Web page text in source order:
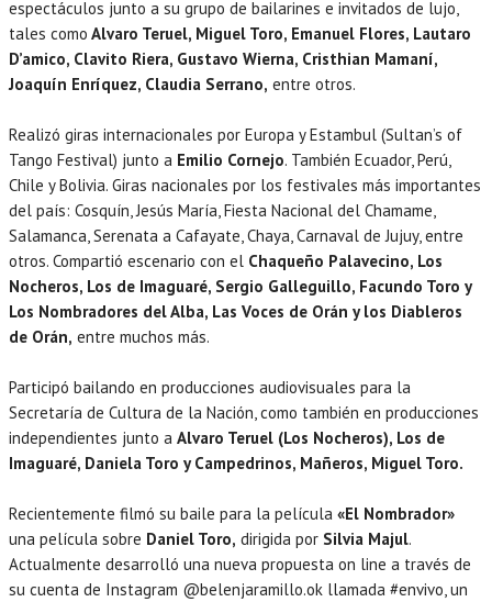
espectáculos junto a su grupo de bailarines e invitados de lujo,
tales como Alvaro Teruel, Miguel Toro, Emanuel Flores, Lautaro
D’amico, Clavito Riera, Gustavo Wierna, Cristhian Mamaní,
Joaquín Enríquez, Claudia Serrano, entre otros.
Realizó giras internacionales por Europa y Estambul (Sultan’s of
Tango Festival) junto a Emilio Cornejo. También Ecuador, Perú,
Chile y Bolivia. Giras nacionales por los festivales más importantes
del país: Cosquín, Jesús María, Fiesta Nacional del Chamame,
Salamanca, Serenata a Cafayate, Chaya, Carnaval de Jujuy, entre
otros. Compartió escenario con el Chaqueño Palavecino, Los
Nocheros, Los de Imaguaré, Sergio Galleguillo, Facundo Toro y
Los Nombradores del Alba, Las Voces de Orán y los Diableros
de Orán, entre muchos más.
Participó bailando en producciones audiovisuales para la
Secretaría de Cultura de la Nación, como también en producciones
independientes junto a Alvaro Teruel (Los Nocheros), Los de
Imaguaré, Daniela Toro y Campedrinos, Mañeros, Miguel Toro.
Recientemente filmó su baile para la película «El Nombrador»
una película sobre Daniel Toro, dirigida por Silvia Majul.
Actualmente desarrolló una nueva propuesta on line a través de
su cuenta de Instagram @belenjaramillo.ok llamada #envivo, un